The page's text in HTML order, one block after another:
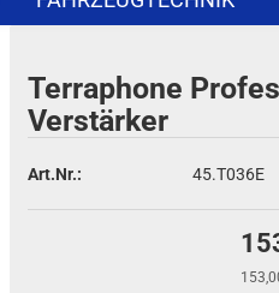
Terraphone
Verstärker
Art.Nr.: 45.T036E